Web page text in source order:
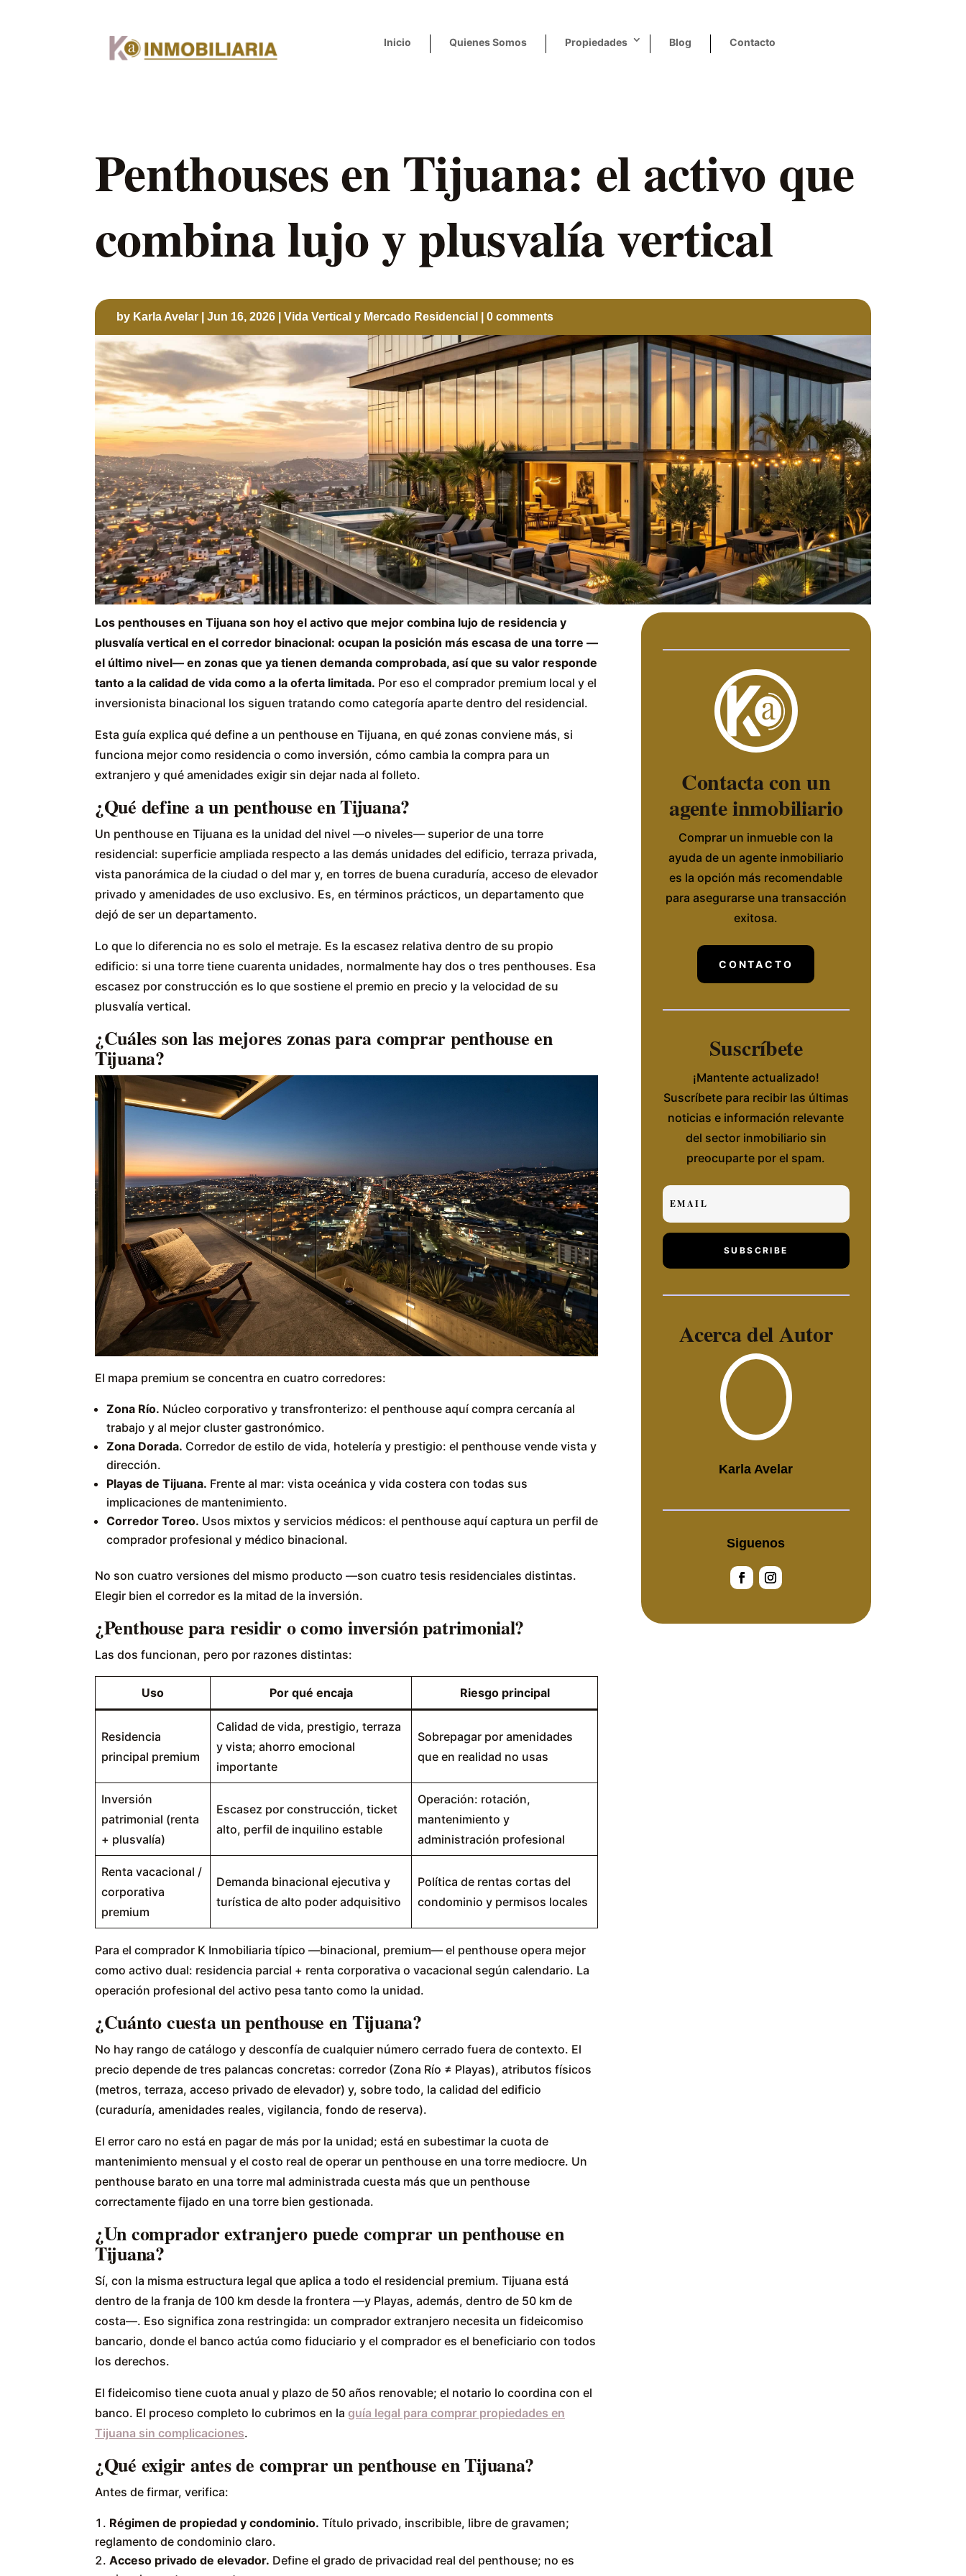
Inicio Quienes Somos Propiedades Blog Contacto
Penthouses en Tijuana: el activo que
combina lujo y plusvalía vertical
by Karla Avelar Jun 16, 2026 Vida Vertical y Mercado Residencial 0 comments
Los penthouses en Tijuana son hoy el activo que mejor combina lujo de residencia y
plusvalía vertical en el corredor binacional: ocupan la posición más escasa de una torre —
el último nivel— en zonas que ya tienen demanda comprobada, así que su valor responde
tanto a la calidad de vida como a la oferta limitada. Por eso el comprador premium local y el
inversionista binacional los siguen tratando como categoría aparte dentro del residencial.
Esta guía explica qué define a un penthouse en Tijuana, en qué zonas conviene más, si
funciona mejor como residencia o como inversión, cómo cambia la compra para un
extranjero y qué amenidades exigir sin dejar nada al folleto.
¿Qué define a un penthouse en Tijuana?
Un penthouse en Tijuana es la unidad del nivel —o niveles— superior de una torre
residencial: superficie ampliada respecto a las demás unidades del edificio, terraza privada,
vista panorámica de la ciudad o del mar y, en torres de buena curaduría, acceso de elevador
privado y amenidades de uso exclusivo. Es, en términos prácticos, un departamento que
dejó de ser un departamento.
Lo que lo diferencia no es solo el metraje. Es la escasez relativa dentro de su propio
edificio: si una torre tiene cuarenta unidades, normalmente hay dos o tres penthouses. Esa
escasez por construcción es lo que sostiene el premio en precio y la velocidad de su
plusvalía vertical.
¿Cuáles son las mejores zonas para comprar penthouse en
Tijuana?
El mapa premium se concentra en cuatro corredores:
Zona Río. Núcleo corporativo y transfronterizo: el penthouse aquí compra cercanía al
trabajo y al mejor cluster gastronómico.
Zona Dorada. Corredor de estilo de vida, hotelería y prestigio: el penthouse vende vista y
dirección.
Playas de Tijuana. Frente al mar: vista oceánica y vida costera con todas sus
implicaciones de mantenimiento.
Corredor Toreo. Usos mixtos y servicios médicos: el penthouse aquí captura un perfil de
comprador profesional y médico binacional.
No son cuatro versiones del mismo producto —son cuatro tesis residenciales distintas.
Elegir bien el corredor es la mitad de la inversión.
¿Penthouse para residir o como inversión patrimonial?
Las dos funcionan, pero por razones distintas:
Uso Por qué encaja Riesgo principal
Residencia
principal premium
Calidad de vida, prestigio, terraza
y vista; ahorro emocional
importante
Sobrepagar por amenidades
que en realidad no usas
Inversión
patrimonial (renta
+ plusvalía)
Escasez por construcción, ticket
alto, perfil de inquilino estable
Operación: rotación,
mantenimiento y
administración profesional
Renta vacacional /
corporativa
premium
Demanda binacional ejecutiva y
turística de alto poder adquisitivo
Política de rentas cortas del
condominio y permisos locales
Para el comprador K Inmobiliaria típico —binacional, premium— el penthouse opera mejor
como activo dual: residencia parcial + renta corporativa o vacacional según calendario. La
operación profesional del activo pesa tanto como la unidad.
¿Cuánto cuesta un penthouse en Tijuana?
No hay rango de catálogo y desconfía de cualquier número cerrado fuera de contexto. El
precio depende de tres palancas concretas: corredor (Zona Río ≠ Playas), atributos físicos
(metros, terraza, acceso privado de elevador) y, sobre todo, la calidad del edificio
(curaduría, amenidades reales, vigilancia, fondo de reserva).
El error caro no está en pagar de más por la unidad; está en subestimar la cuota de
mantenimiento mensual y el costo real de operar un penthouse en una torre mediocre. Un
penthouse barato en una torre mal administrada cuesta más que un penthouse
correctamente fijado en una torre bien gestionada.
¿Un comprador extranjero puede comprar un penthouse en
Tijuana?
Sí, con la misma estructura legal que aplica a todo el residencial premium. Tijuana está
dentro de la franja de 100 km desde la frontera —y Playas, además, dentro de 50 km de
costa—. Eso significa zona restringida: un comprador extranjero necesita un fideicomiso
bancario, donde el banco actúa como fiduciario y el comprador es el beneficiario con todos
los derechos.
El fideicomiso tiene cuota anual y plazo de 50 años renovable; el notario lo coordina con el
banco. El proceso completo lo cubrimos en la guía legal para comprar propiedades en
Tijuana sin complicaciones.
¿Qué exigir antes de comprar un penthouse en Tijuana?
Antes de firmar, verifica:
Régimen de propiedad y condominio. Título privado, inscribible, libre de gravamen;
reglamento de condominio claro.
Acceso privado de elevador. Define el grado de privacidad real del penthouse; no es
Contacta con un
agente inmobiliario
Comprar un inmueble con la
ayuda de un agente inmobiliario
es la opción más recomendable
para asegurarse una transacción
exitosa.
CONTACTO
Suscríbete
¡Mantente actualizado!
Suscríbete para recibir las últimas
noticias e información relevante
del sector inmobiliario sin
preocuparte por el spam.
SUBSCRIBE
Acerca del Autor
Karla Avelar
Siguenos